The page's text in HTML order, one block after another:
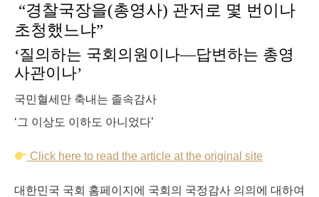
“경찰국장을(총영사) 관저로 몇 번이나
초청했느냐”
‘질의하는 국회의원이나—답변하는 총영
사관이나’
국민혈세만 축내는 졸속감사
‘그 이상도 이하도 아니었다’
Click here to read the article at the original site
대한민국 국회 홈페이지에 국회의 국정감사 의의에 대하여